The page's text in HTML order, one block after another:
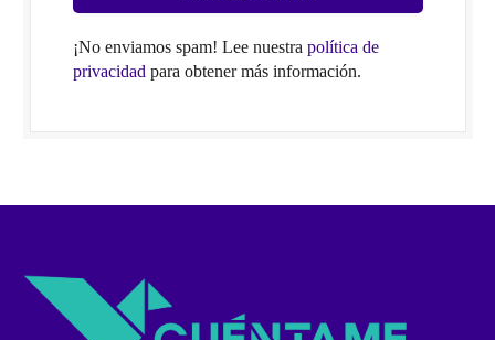
¡No enviamos spam! Lee nuestra política de
privacidad para obtener más información.